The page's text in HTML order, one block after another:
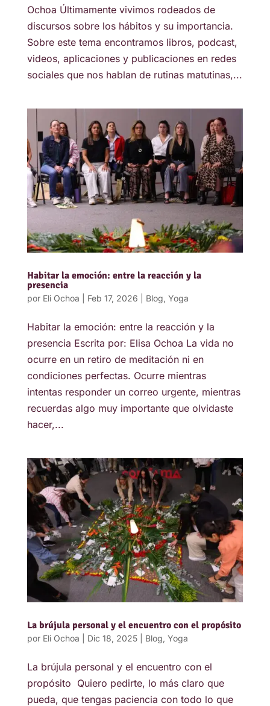
Ochoa Últimamente vivimos rodeados de
discursos sobre los hábitos y su importancia.
Sobre este tema encontramos libros, podcast,
videos, aplicaciones y publicaciones en redes
sociales que nos hablan de rutinas matutinas,...
Habitar la emoción: entre la reacción y la
presencia
por Eli Ochoa Feb 17, 2026 Blog, Yoga
Habitar la emoción: entre la reacción y la
presencia Escrita por: Elisa Ochoa La vida no
ocurre en un retiro de meditación ni en
condiciones perfectas. Ocurre mientras
intentas responder un correo urgente, mientras
recuerdas algo muy importante que olvidaste
hacer,...
La brújula personal y el encuentro con el propósito
por Eli Ochoa Dic 18, 2025| Blog, Yoga
La brújula personal y el encuentro con el
propósito Quiero pedirte, lo más claro que
pueda, que tengas paciencia con todo lo que